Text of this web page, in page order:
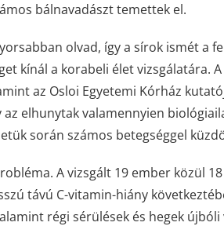
bálnavadászt temettek el.
olvad, így a sírok ismét a
kínál a korabeli élet vizsgálatára.
az Osloi Egyetemi Kórház
elhunytak valamennyien
során számos betegséggel
A vizsgált 19 ember közül
távú C-vitamin-hiány
régi sérülések és hegek